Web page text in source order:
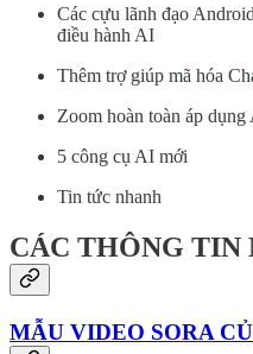
Các cựu lãnh đạo
điều hành AI
Thêm trợ giúp mã hóa
Zoom hoàn toàn áp
5 công cụ AI mới
Tin tức nhanh
CÁC THÔNG
MẪU VIDEO SORA